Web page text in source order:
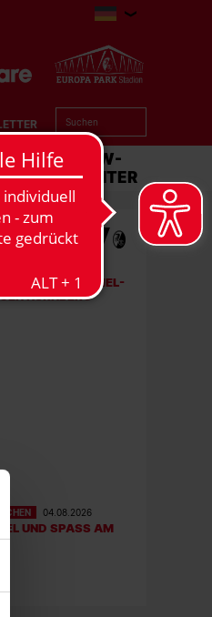
MATCHCENTER
GALERIEN
ZUM 2:1-TESTSPIEL-
NÜRNBERG
04.08.2026
UND SPASS AM G